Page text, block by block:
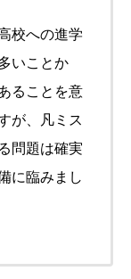
校への進学
いことか
ることを意
が、凡ミス
問題は確実
に臨みまし